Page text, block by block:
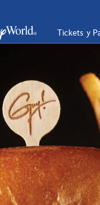
Tickets y